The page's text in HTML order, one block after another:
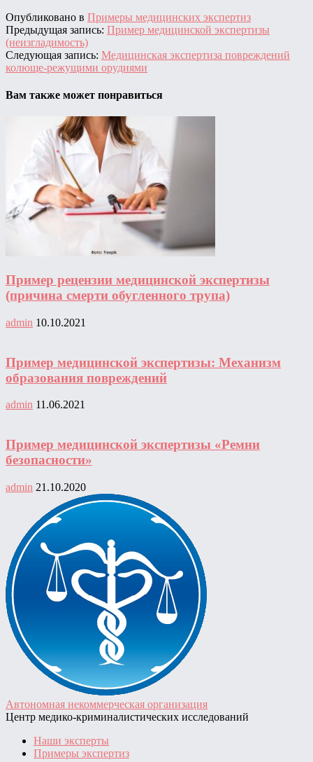
Опубликовано в Примеры медицинских экспертиз
Предыдущая запись: Пример медицинской экспертизы
(неизгладимость)
Следующая запись: Медицинская экспертиза повреждений
колюще-режущими орудиями
Вам также может понравиться
Пример рецензии медицинской экспертизы
(причина смерти обугленного трупа)
admin 10.10.2021
Пример медицинской экспертизы: Механизм
образования повреждений
admin 11.06.2021
Пример медицинской экспертизы «Ремни
безопасности»
admin 21.10.2020
Автономная некоммерческая организация
Центр медико-криминалистических исследований
Наши эксперты
Примеры экспертиз